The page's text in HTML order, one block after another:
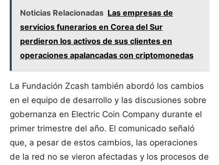
Noticias Relacionadas Las empresas de
servicios funerarios en Corea del Sur
perdieron los activos de sus clientes en
operaciones apalancadas con criptomonedas
La Fundación Zcash también abordó los cambios
en el equipo de desarrollo y las discusiones sobre
gobernanza en Electric Coin Company durante el
primer trimestre del año. El comunicado señaló
que, a pesar de estos cambios, las operaciones
de la red no se vieron afectadas y los procesos de